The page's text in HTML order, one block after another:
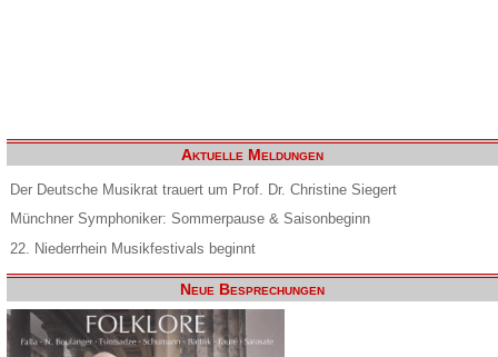
Aktuelle Meldungen
Der Deutsche Musikrat trauert um Prof. Dr. Christine Siegert
Münchner Symphoniker: Sommerpause & Saisonbeginn
22. Niederrhein Musikfestivals beginnt
Neue Besprechungen